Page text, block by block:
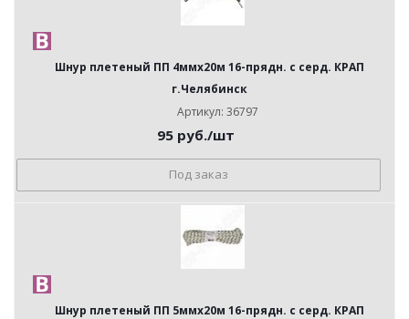
Шнур плетеный ПП 4ммх20м 16-прядн. с серд. КРАП
г.Челябинск
Артикул: 36797
95руб./шт
Под заказ
Шнур плетеный ПП 5ммх20м 16-прядн. с серд. КРАП